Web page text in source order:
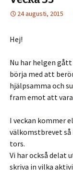
24 augusti, 2015
Hej!
Nu har helgen gått
börja med att
hjälpsamma och
fram emot att
I veckan kommer
välkomstbrevet så
tors.
Vi har också delat
skriva in vilka